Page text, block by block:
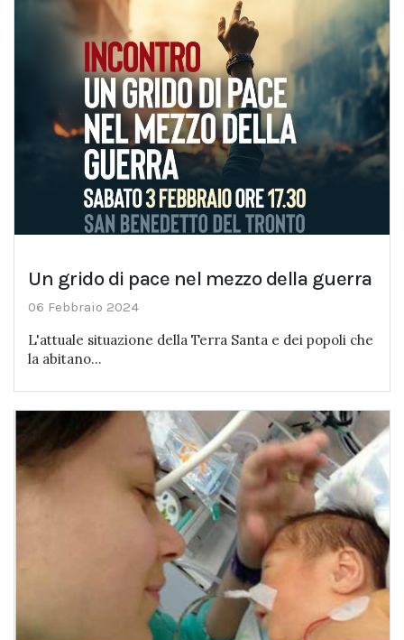
Un grido di pace nel mezzo della guerra
06 Febbraio 2024
L'attuale situazione della Terra Santa e dei popoli che
la abitano...